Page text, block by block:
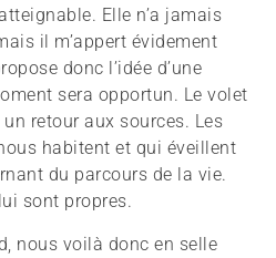
Elle n’a jamais
il m’appert évidement
donc l’idée d’une
sera opportun. Le volet
un retour aux sources. Les
habitent et qui éveillent
du parcours de la vie.
sont propres.
nous voilà donc en selle